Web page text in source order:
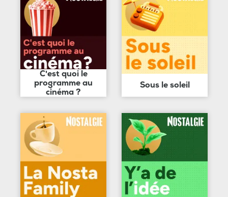
C'est quoi le
programme au
cinéma ?
Sous le soleil